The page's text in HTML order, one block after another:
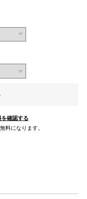
を確認する
料になります。